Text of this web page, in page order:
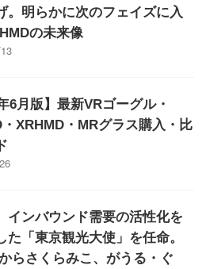
。明らかに次のフェイズに入
の未来像
6月版】最新VRゴーグル・
XRHMD・MRグラス購入・比
インバウンド需要の活性化を
た「東京観光大使」を任命。
らさくらみこ、がうる・ぐ